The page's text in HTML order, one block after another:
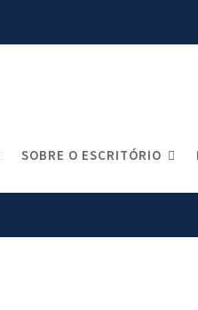
SOBRE O ESCRITÓRIO